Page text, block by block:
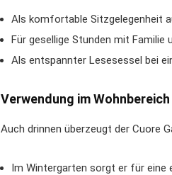
Als komfortable Sitzgelegenheit
Für gesellige Stunden mit Familie
Als entspannter Lesesessel bei
Verwendung im Wohnbereich
Auch drinnen überzeugt der Cuore
Im Wintergarten sorgt er für eine